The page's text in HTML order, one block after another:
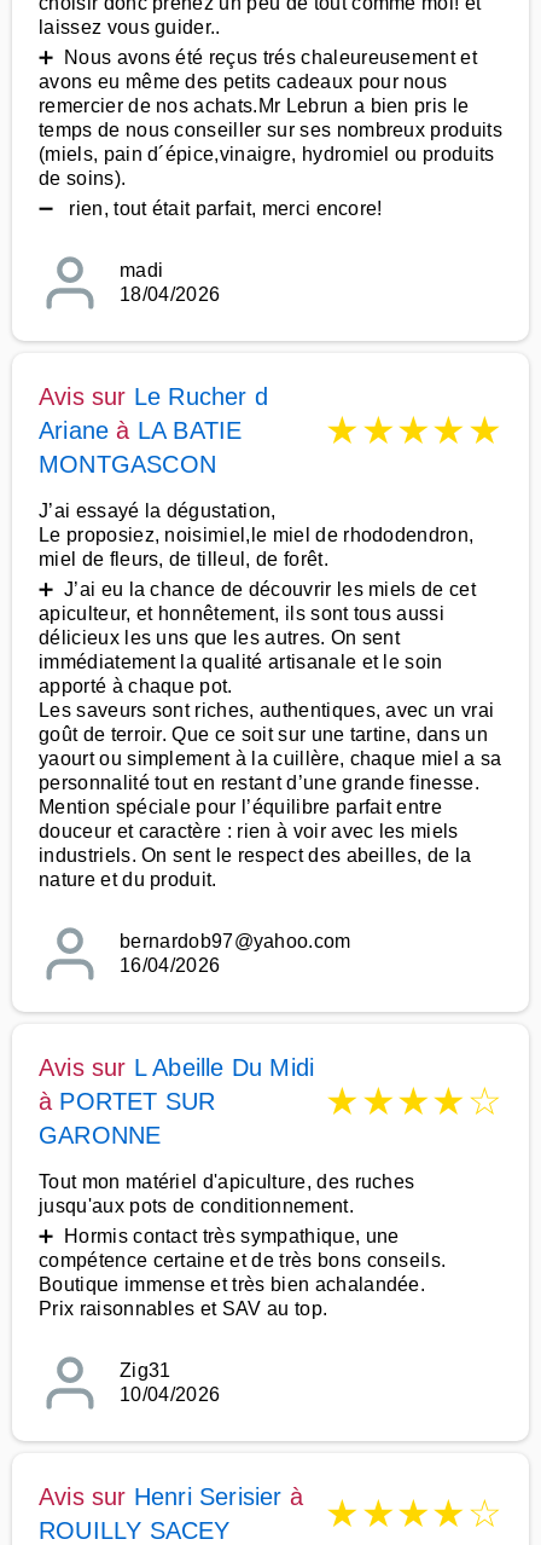
laissez vous guider..
➕ Nous avons été reçus trés chaleureusement et
avons eu même des petits cadeaux pour nous
remercier de nos achats.Mr Lebrun a bien pris le
temps de nous conseiller sur ses nombreux produits
(miels, pain d´épice,vinaigre, hydromiel ou produits
de soins).
➖ rien, tout était parfait, merci encore!
madi
18/04/2026
Avis sur Le Rucher d
Ariane à LA BATIE
MONTGASCON
★★★★★
J’ai essayé la dégustation,
Le proposiez, noisimiel,le miel de rhododendron,
miel de fleurs, de tilleul, de forêt.
➕ J’ai eu la chance de découvrir les miels de cet
apiculteur, et honnêtement, ils sont tous aussi
délicieux les uns que les autres. On sent
immédiatement la qualité artisanale et le soin
apporté à chaque pot.
Les saveurs sont riches, authentiques, avec un vrai
goût de terroir. Que ce soit sur une tartine, dans un
yaourt ou simplement à la cuillère, chaque miel a sa
personnalité tout en restant d’une grande finesse.
Mention spéciale pour l’équilibre parfait entre
douceur et caractère : rien à voir avec les miels
industriels. On sent le respect des abeilles, de la
nature et du produit.
bernardob97@yahoo.com
16/04/2026
Avis sur L Abeille Du Midi
à PORTET SUR
GARONNE
★★★★☆
Tout mon matériel d'apiculture, des ruches
jusqu'aux pots de conditionnement.
➕ Hormis contact très sympathique, une
compétence certaine et de très bons conseils.
Boutique immense et très bien achalandée.
Prix raisonnables et SAV au top.
Zig31
10/04/2026
Avis sur Henri Serisier à
ROUILLY SACEY
★★★★☆